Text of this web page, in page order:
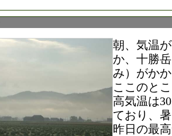
朝、気温
か、十勝
み）がか
ここのと
高気温は
ており、
昨日の最